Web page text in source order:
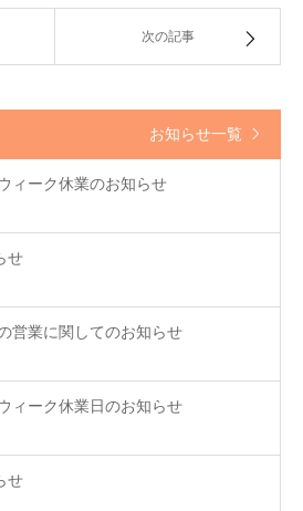
次の記事
お知らせ一覧
ーク休業のお知らせ
せ
業に関してのお知らせ
ーク休業日のお知らせ
せ